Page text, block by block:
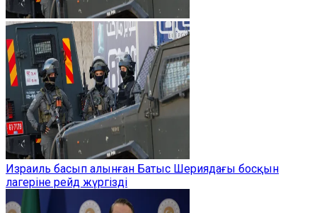
Израиль басып алынған Батыс Шериядағы босқын
лагеріне рейд жүргізді